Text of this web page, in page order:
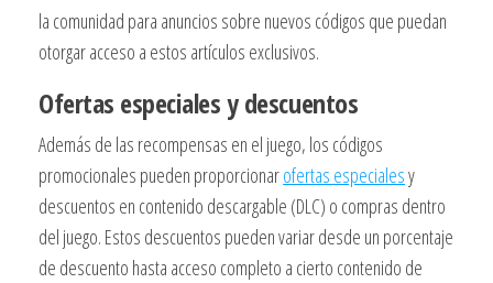
la comunidad para anuncios sobre nuevos códigos que puedan
otorgar acceso a estos artículos exclusivos.
Ofertas especiales y descuentos
Además de las recompensas en el juego, los códigos
promocionales pueden proporcionarofertas especialesy
descuentos en contenido descargable (DLC) o compras dentro
del juego. Estos descuentos pueden variar desde un porcentaje
de descuento hasta acceso completo a cierto contenido de